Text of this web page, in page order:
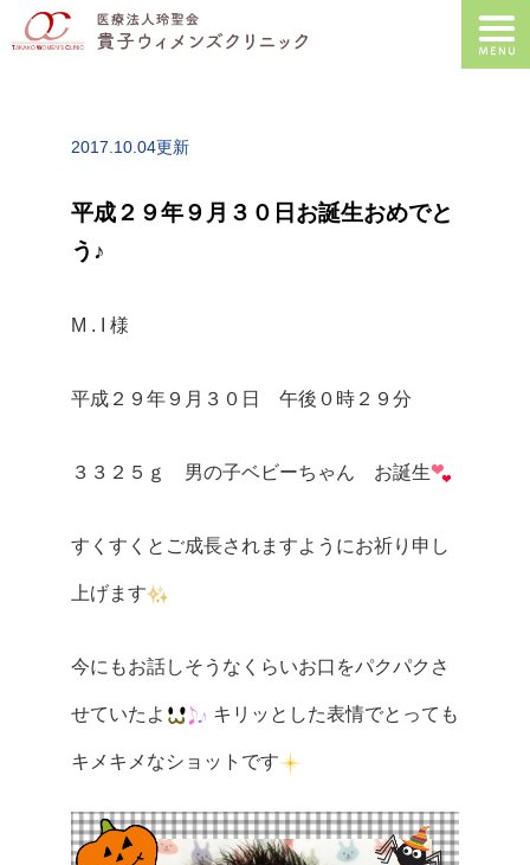
2017.10.04更新
平成２９年９月３０日お誕生おめでと
う♪
M . I 様
平成２９年９月３０日 午後０時２９分
３３２５ｇ 男の子ベビーちゃん お誕生
すくすくとご成長されますようにお祈り申し
上げます
今にもお話しそうなくらいお口をパクパクさ
せていたよ キリッとした表情でとっても
キメキメなショットです